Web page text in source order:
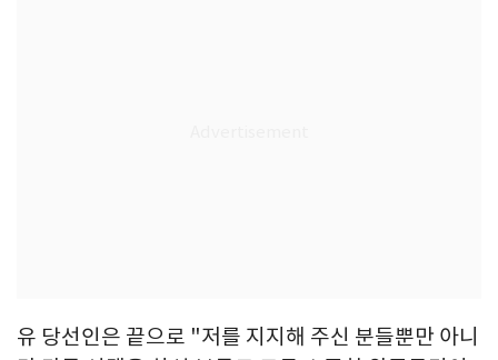
유 당선인은 끝으로 "저를 지지해 주신 분들뿐만 아니